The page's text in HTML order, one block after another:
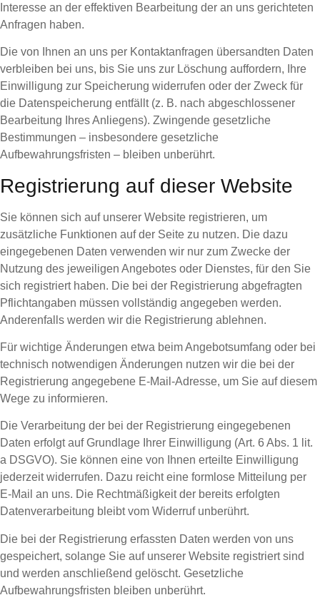
Interesse an der effektiven Bearbeitung der an uns gerichteten
Anfragen haben.
Die von Ihnen an uns per Kontaktanfragen übersandten Daten
verbleiben bei uns, bis Sie uns zur Löschung auffordern, Ihre
Einwilligung zur Speicherung widerrufen oder der Zweck für
die Datenspeicherung entfällt (z. B. nach abgeschlossener
Bearbeitung Ihres Anliegens). Zwingende gesetzliche
Bestimmungen – insbesondere gesetzliche
Aufbewahrungsfristen – bleiben unberührt.
Registrierung auf dieser Website
Sie können sich auf unserer Website registrieren, um
zusätzliche Funktionen auf der Seite zu nutzen. Die dazu
eingegebenen Daten verwenden wir nur zum Zwecke der
Nutzung des jeweiligen Angebotes oder Dienstes, für den Sie
sich registriert haben. Die bei der Registrierung abgefragten
Pflichtangaben müssen vollständig angegeben werden.
Anderenfalls werden wir die Registrierung ablehnen.
Für wichtige Änderungen etwa beim Angebotsumfang oder bei
technisch notwendigen Änderungen nutzen wir die bei der
Registrierung angegebene E-Mail-Adresse, um Sie auf diesem
Wege zu informieren.
Die Verarbeitung der bei der Registrierung eingegebenen
Daten erfolgt auf Grundlage Ihrer Einwilligung (Art. 6 Abs. 1 lit.
a DSGVO). Sie können eine von Ihnen erteilte Einwilligung
jederzeit widerrufen. Dazu reicht eine formlose Mitteilung per
E-Mail an uns. Die Rechtmäßigkeit der bereits erfolgten
Datenverarbeitung bleibt vom Widerruf unberührt.
Die bei der Registrierung erfassten Daten werden von uns
gespeichert, solange Sie auf unserer Website registriert sind
und werden anschließend gelöscht. Gesetzliche
Aufbewahrungsfristen bleiben unberührt.